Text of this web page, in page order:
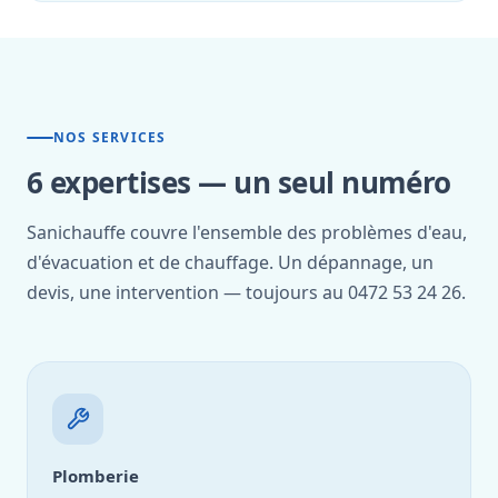
NOS SERVICES
6 expertises — un seul numéro
Sanichauffe couvre l'ensemble des problèmes d'eau,
d'évacuation et de chauffage. Un dépannage, un
devis, une intervention — toujours au 0472 53 24 26.
Plomberie